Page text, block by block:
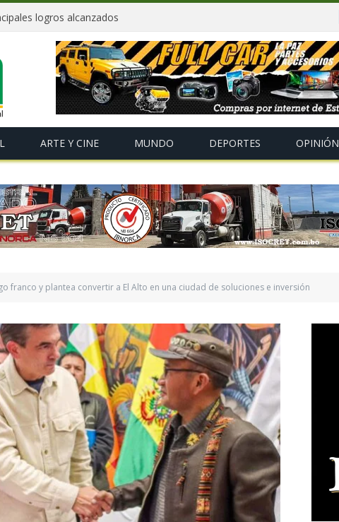
logros alcanzados
ARTE Y CINE MUNDO DEPORTES OPINIÓN
franco y plantea convertir a El Alto en una ciudad de soluciones e inversión